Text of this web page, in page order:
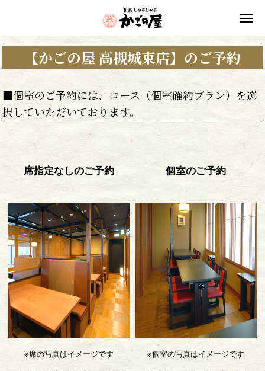
【かごの屋 高槻城東店】のご予約
■個室のご予約には、コース（個室確約プラン）を選
択していただいております。
席指定なしのご予約
※席の写真はイメージです
個室のご予約
※個室の写真はイメージです